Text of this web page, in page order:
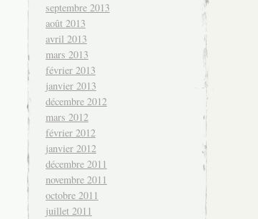
septembre 2013
août 2013
avril 2013
mars 2013
février 2013
janvier 2013
décembre 2012
mars 2012
février 2012
janvier 2012
décembre 2011
novembre 2011
octobre 2011
juillet 2011